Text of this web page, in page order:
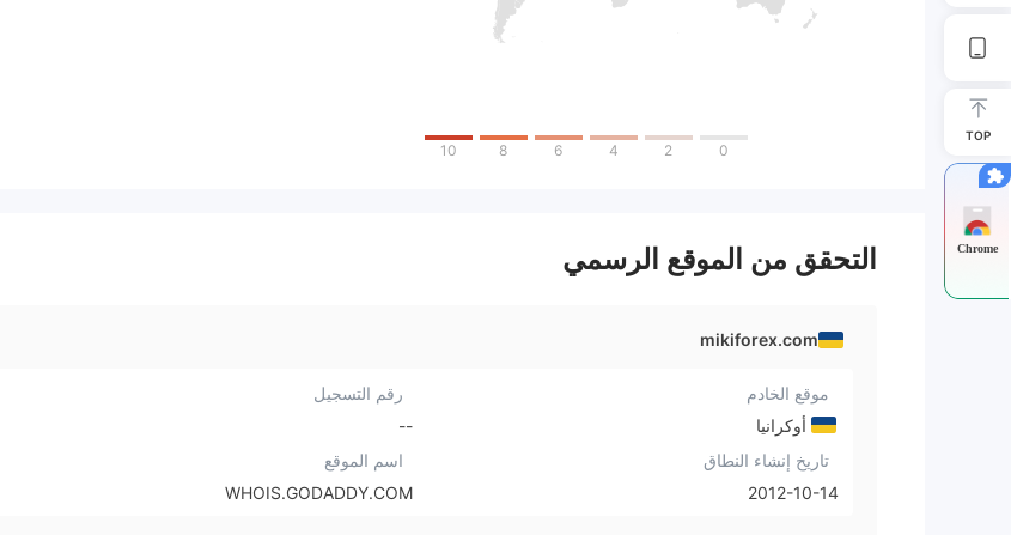
0
2
4
6
8
10
التحقق من الموقع الرسمي
mikiforex.com
موقع الخادم
أوكرانيا
رقم التسجيل
--
تاريخ إنشاء النطاق
2012-10-14
اسم الموقع
WHOIS.GODADDY.COM
TOP
Chrome